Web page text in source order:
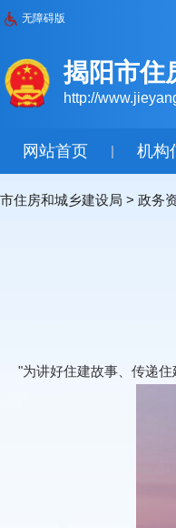
无障碍版
揭阳市住
http://
网站首页 | 机构
市住房和城乡建设局 > 政务
"为讲好住建故事、传递